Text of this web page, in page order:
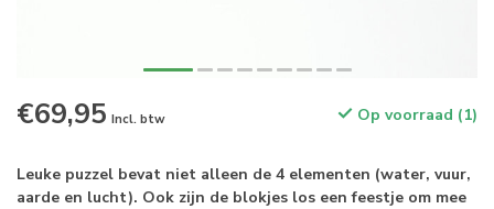
€69,95 Incl. btw Op voorraad (1)
Leuke puzzel bevat niet alleen de 4 elementen (water, vuur,
aarde en lucht). Ook zijn de blokjes los een feestje om mee